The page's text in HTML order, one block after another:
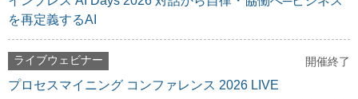
を再定義するAI
ライブウェビナー 開催終了
プロセスマイニング コンファレンス 2026 LIVE